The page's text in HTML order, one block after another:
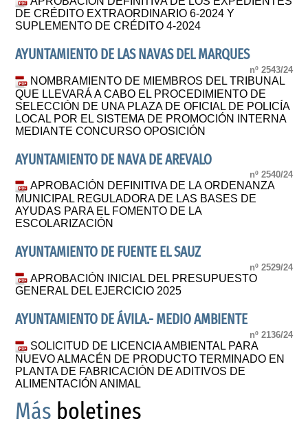
DE CRÉDITO EXTRAORDINARIO 6-2024 Y
SUPLEMENTO DE CRÉDITO 4-2024
AYUNTAMIENTO DE LAS NAVAS DEL MARQUES
nº 2543/24
NOMBRAMIENTO DE MIEMBROS DEL TRIBUNAL
QUE LLEVARÁ A CABO EL PROCEDIMIENTO DE
SELECCIÓN DE UNA PLAZA DE OFICIAL DE POLICÍA
LOCAL POR EL SISTEMA DE PROMOCIÓN INTERNA
MEDIANTE CONCURSO OPOSICIÓN
AYUNTAMIENTO DE NAVA DE AREVALO
nº 2540/24
APROBACIÓN DEFINITIVA DE LA ORDENANZA
MUNICIPAL REGULADORA DE LAS BASES DE
AYUDAS PARA EL FOMENTO DE LA
ESCOLARIZACIÓN
AYUNTAMIENTO DE FUENTE EL SAUZ
nº 2529/24
APROBACIÓN INICIAL DEL PRESUPUESTO
GENERAL DEL EJERCICIO 2025
AYUNTAMIENTO DE ÁVILA.- MEDIO AMBIENTE
nº 2136/24
SOLICITUD DE LICENCIA AMBIENTAL PARA
NUEVO ALMACÉN DE PRODUCTO TERMINADO EN
PLANTA DE FABRICACIÓN DE ADITIVOS DE
ALIMENTACIÓN ANIMAL
Más boletines